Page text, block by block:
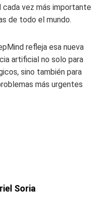
cada vez más importante
de todo el mundo.
refleja esa nueva
artificial no solo para
sino también para
más urgentes
Soria